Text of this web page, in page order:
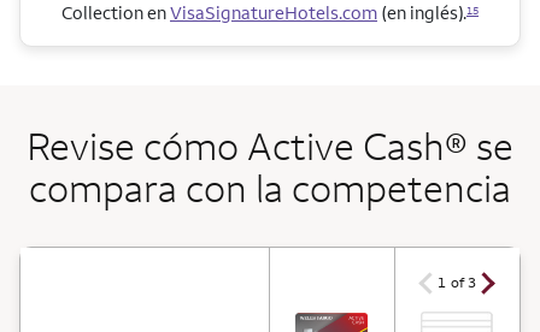
Collection enVisaSignatureHotels.com (en inglés).15
Revise cómo Active Cash® se
compara con la competencia
arrow icon 1 of 3 arrow